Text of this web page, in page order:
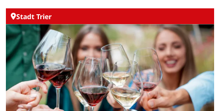
Stadt Trier